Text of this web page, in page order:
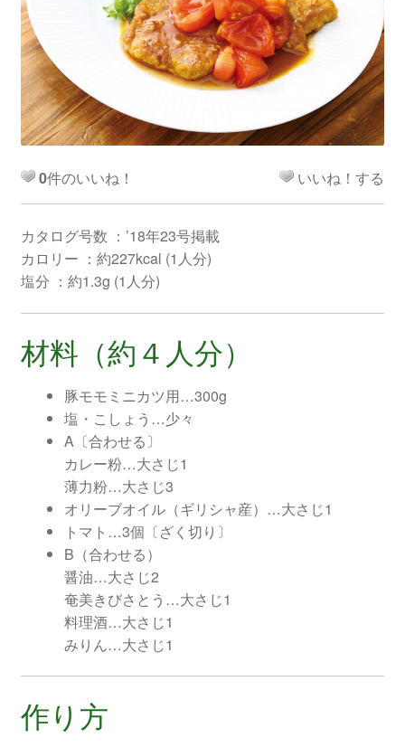
0件のいいね！ いいね！する
カタログ号数 ：’18年23号掲載
カロリー ：約227kcal (1人分)
塩分 ：約1.3g (1人分)
材料（約４人分）
豚モモミニカツ用…300g
塩・こしょう…少々
A〔合わせる〕
カレー粉…大さじ1
薄力粉…大さじ3
オリーブオイル（ギリシャ産）…大さじ1
トマト…3個〔ざく切り〕
B（合わせる）
醤油…大さじ2
奄美きびさとう…大さじ1
料理酒…大さじ1
みりん…大さじ1
作り方